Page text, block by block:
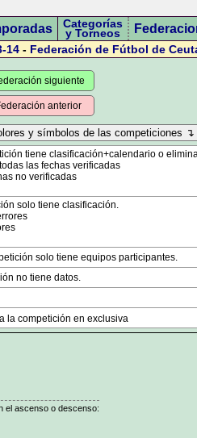
Categorías
y Torneos
14 - Federación de Fútbol de
siguiente
anterior
tiene clasificación+calendario o
las fechas verificadas
no verificadas
solo tiene clasificación.
solo tiene equipos participantes.
no tiene datos.
la competición en exclusiva
el ascenso o descenso: